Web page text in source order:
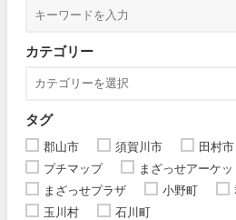
カテゴリー
タグ
郡山市 須賀川市 田村市
プチマップ
まざっせアーケッ
まざっせプラザ
小野町
玉川村
石川町